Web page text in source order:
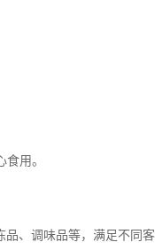
用。
、调味品等，满足不同客